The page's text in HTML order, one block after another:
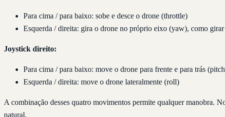
Para cima / para baixo: sobe e desce o drone (throttle)
Esquerda / direita: gira o drone no próprio eixo (yaw), como
Joystick direito:
Para cima / para baixo: move o drone para frente e para trás
Esquerda / direita: move o drone lateralmente (roll)
A combinação desses quatro movimentos permite qualquer manobra.
natural.